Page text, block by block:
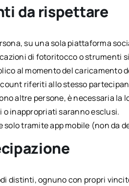
da rispettare
su una sola piattaforma
di fotoritocco o strumenti
al momento del caricamento
riferiti allo stesso
altre persone, è necessaria la
inappropriati saranno esclusi.
solo tramite app mobile (non da
distinti, ognuno con propri